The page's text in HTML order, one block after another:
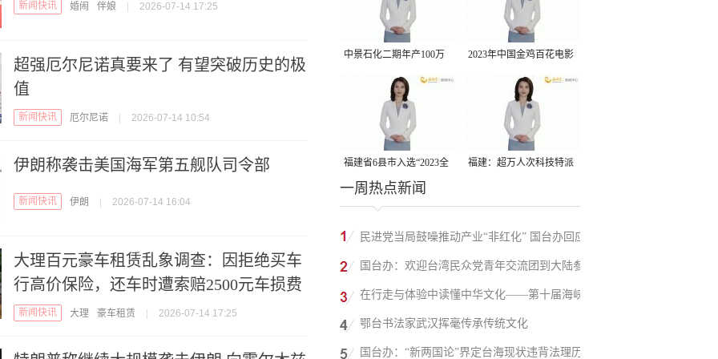
新闻快讯 婚闹 伴娘 2026-07-14 17:25
超强厄尔尼诺真要来了 有望突破历史的极
值
新闻快讯 厄尔尼诺 2026-07-14 10:54
伊朗称袭击美国海军第五舰队司令部
新闻快讯 伊朗 2026-07-14 16:04
大理百元豪车租赁乱象调查：因拒绝买车
行高价保险，还车时遭索赔2500元车损费
新闻快讯 大理 豪车租赁 2026-07-14 17:25
中景石化二期年产100万
吨丙烷脱氢项目建成中交
2023年中国金鸡百花电影
节有福电影巡展31日启动
福建省6县市入选“2023全
国县域发展潜力百强县”
福建：超万人次科技特派
一周热点新闻
民进党当局鼓噪推动产业“非红化” 国台办回应
国台办：欢迎台湾民众党青年交流团到大陆参
访
在行走与体验中读懂中华文化——第十届海峡
两岸岳飞文化夏令营侧记
鄂台书法家武汉挥毫传承传统文化
国台办：“新两国论”界定台海现状违背法理历